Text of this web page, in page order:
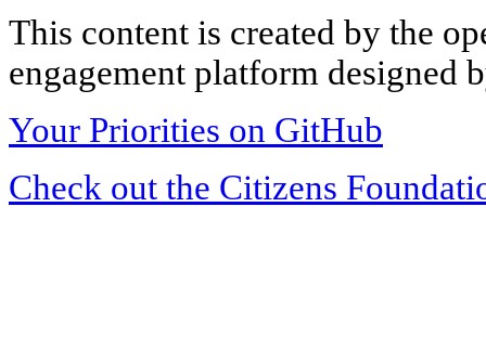
This content is created by the
engagement platform designed
Your Priorities on GitHub
Check out the Citizens